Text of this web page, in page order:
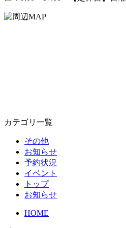
カテゴリ一覧
その他
お知らせ
予約状況
イベント
トップ
お知らせ
HOME